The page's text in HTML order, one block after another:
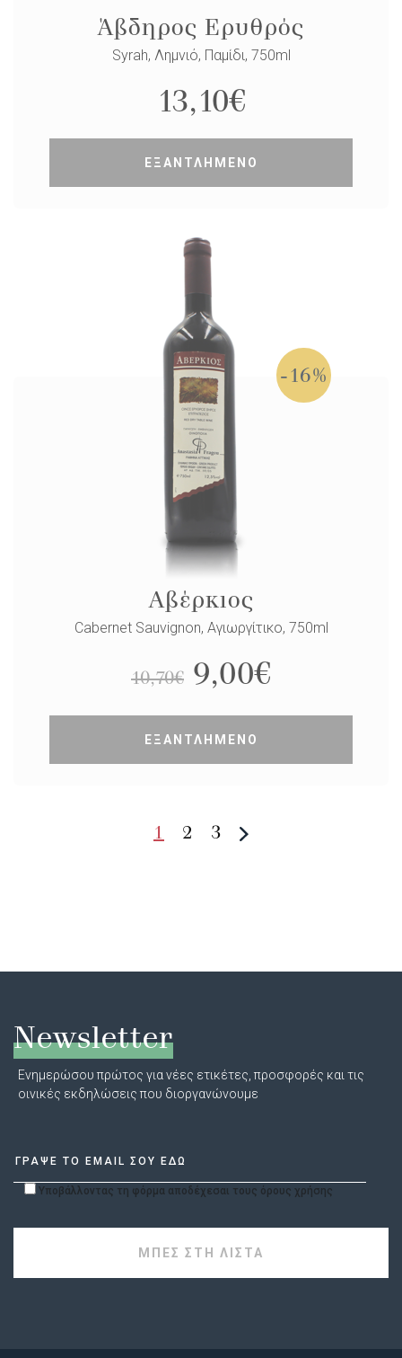
Άβδηρος Ερυθρός
Syrah, Λημνιό, Παμίδι, 750ml
13,10€
ΕΞΑΝΤΛΗΜΕΝΟ
-16%
Αβέρκιος
Cabernet Sauvignon, Αγιωργίτικο, 750ml
10,70€ 9,00€
ΕΞΑΝΤΛΗΜΕΝΟ
1 2 3
Newsletter
Ενημερώσου πρώτος για νέες ετικέτες, προσφορές και τις
οινικές εκδηλώσεις που διοργανώνουμε
Υποβάλλοντας τη φόρμα αποδέχεσαι τους όρους χρήσης